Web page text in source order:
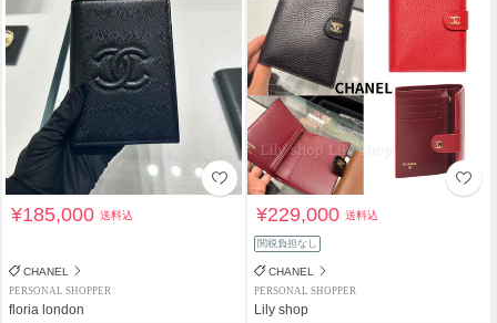
¥185,000送料込
CHANEL
PERSONAL SHOPPER
floria london
¥229,000送料込
関税負担なし
CHANEL
PERSONAL SHOPPER
Lily shop